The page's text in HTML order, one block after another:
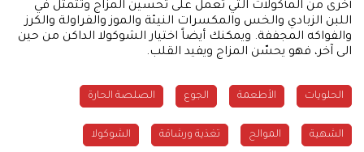
أخرى من المأكولات التي تعمل على تحسين المزاج وتتمثل في
اللبن الزبادي والخس والمكسرات النيئة والموز والفراولة والكرز
والفواكه المجففة. ويمكنك أيضاً اختيار الشوكولا الداكن من حين
الى آخر، فهو يحسّن المزاج ويفيد القلب.
الحلويات الأطعمة الجوع الصلصة الحارة
الشهية الموالح تغذية ورشاقة الشوكولا